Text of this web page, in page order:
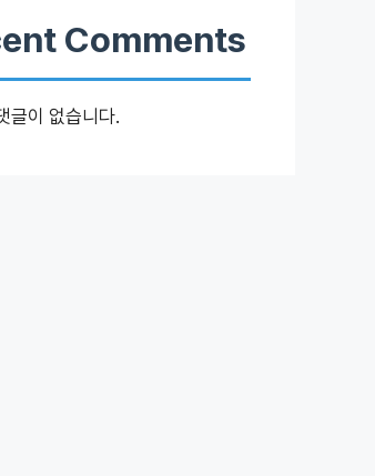
Comments
글이 없습니다.